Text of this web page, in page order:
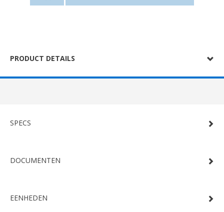
PRODUCT DETAILS
SPECS
DOCUMENTEN
EENHEDEN